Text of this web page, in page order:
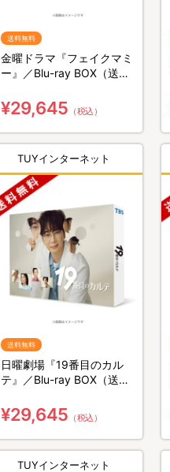
送料無料
金曜ドラマ『フェイクマミ
ー』／Blu-ray BOX（送料
¥29,645 （税込）
TUYインターネット
送料無料
日曜劇場『19番目のカル
テ』／Blu-ray BOX（送料
¥29,645 （税込）
TUYインターネット